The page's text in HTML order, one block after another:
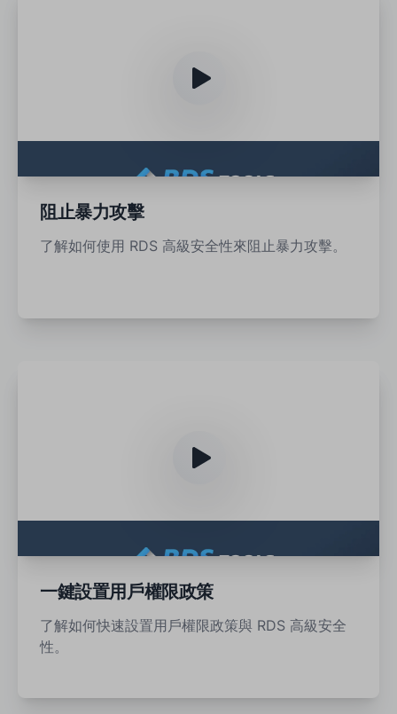
阻止暴力攻擊
了解如何使用 RDS 高級安全性來阻止暴力攻擊。
一鍵設置用戶權限政策
了解如何快速設置用戶權限政策與 RDS 高級安全
性。